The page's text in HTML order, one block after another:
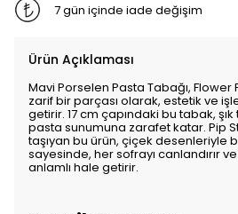
7 gün içinde iade değişim
Ürün Açıklaması
Mavi Porselen Pasta Tabağı,
zarif bir parçası olarak, estetik ve
getirir. 17 cm çapındaki bu tabak, şık
pasta sunumuna zarafet katar. Pip
taşıyan bu ürün, çiçek desenleriyle
sayesinde, her sofrayı canlandırır
anlamlı hale getirir.